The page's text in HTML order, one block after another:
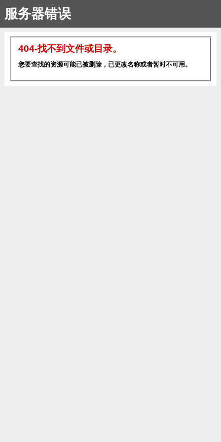
服务器错误
404-找不到文件或目录。
您要查找的资源可能已被删除，已更改名称或者暂时不可用。